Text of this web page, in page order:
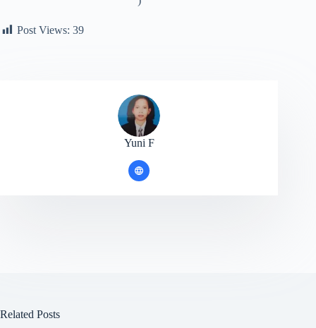
Post Views: 39
Yuni F
Related Posts